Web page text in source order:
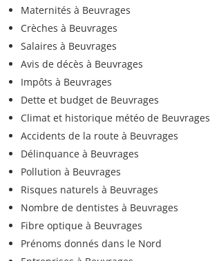
Maternités à Beuvrages
Crèches à Beuvrages
Salaires à Beuvrages
Avis de décès à Beuvrages
Impôts à Beuvrages
Dette et budget de Beuvrages
Climat et historique météo de Beuvrages
Accidents de la route à Beuvrages
Délinquance à Beuvrages
Pollution à Beuvrages
Risques naturels à Beuvrages
Nombre de dentistes à Beuvrages
Fibre optique à Beuvrages
Prénoms donnés dans le Nord